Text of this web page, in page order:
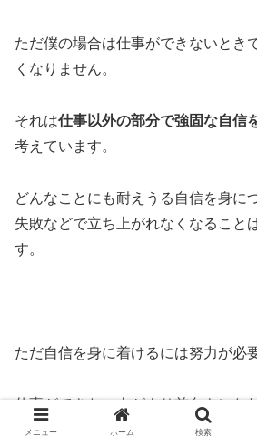
ただ僕の場合は仕事ができないとき
くなりません。
それは仕事以外の部分で強固な自信
考えています。
どんなことにも耐えうる自信を身に
失敗などで立ち上がれなくなること
す。
ただ自信を身に着けるには努力が必
仕事ができない人がより前向きにな
3つの方法を考えてみました。
メニュー ホーム 検索